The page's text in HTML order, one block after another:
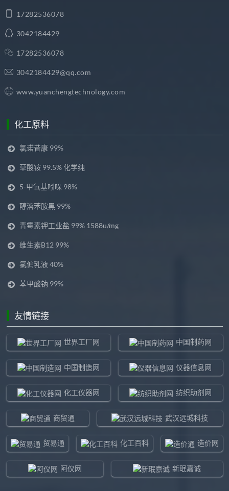
17282536078
3042184429
17282536078
3042184429@qq.com
www.yuanchengtechnology.com
化工原料
氯诺昔康 99%
草酸铵 99.5% 化学纯
5-甲氧基吲哚 98%
醇溶苯胺黑 99%
青霉素钾工业盐 99% 1588u/mg
维生素B12 99%
氯偏乳液 40%
苯甲酸钠 99%
友情链接
世界工厂网 中国制药网
中国制造网 仪器信息网
化工仪器网 纺织助剂网
商贸通 武汉远城科技
贸易通 化工百科 造价网
阿仪网 新珉嘉诚